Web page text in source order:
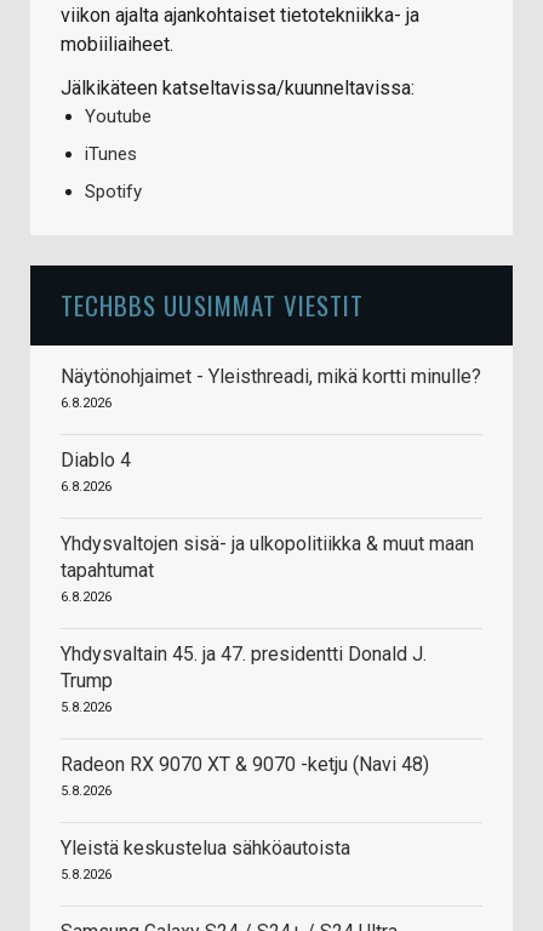
viikon ajalta ajankohtaiset tietotekniikka- ja
mobiiliaiheet.
Jälkikäteen katseltavissa/kuunneltavissa:
Youtube
iTunes
Spotify
TECHBBS UUSIMMAT VIESTIT
Näytönohjaimet - Yleisthreadi, mikä kortti minulle?
6.8.2026
Diablo 4
6.8.2026
Yhdysvaltojen sisä- ja ulkopolitiikka & muut maan
tapahtumat
6.8.2026
Yhdysvaltain 45. ja 47. presidentti Donald J.
Trump
5.8.2026
Radeon RX 9070 XT & 9070 -ketju (Navi 48)
5.8.2026
Yleistä keskustelua sähköautoista
5.8.2026